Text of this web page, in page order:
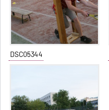
DSC05344